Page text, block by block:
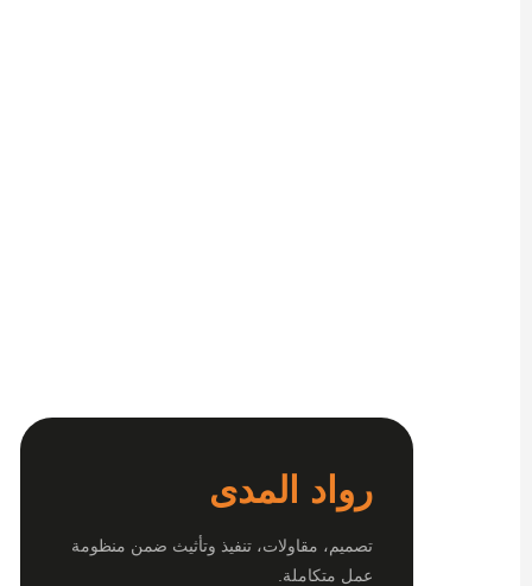
رواد المدى
تصميم، مقاولات، تنفيذ وتأثيث ضمن منظومة
عمل متكاملة.